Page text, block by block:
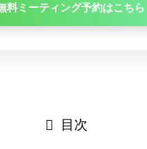
料ミーティング予約はこちら
目次